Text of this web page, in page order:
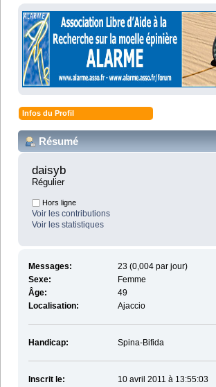
Infos du Profil
Résumé
daisyb
Régulier
Hors ligne
Voir les contributions
Voir les statistiques
Messages:
23 (0,004 par jour)
Sexe:
Femme
Âge:
49
Localisation:
Ajaccio
Handicap: Spina-Bifida
Inscrit le:
10 avril 2011 à 13:55:03